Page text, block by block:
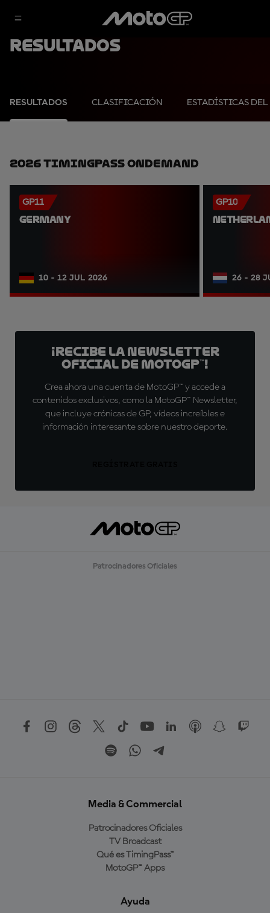
Resultados
RESULTADOS CLASIFICACIÓN ESTADÍSTICAS
2026 TimingPass OnDemand
GP11
GERMANY
10 - 12 JUL 2026
GP10
26 - 28
¡Recibe la Newsletter
oficial de MotoGP™!
Crea ahora una cuenta de MotoGP™ y accede a
contenidos exclusivos, como la MotoGP™ Newsletter,
que incluye crónicas de GP, vídeos increíbles e
información interesante sobre nuestro deporte.
Patrocinadores Oficiales
Media & Commercial
Patrocinadores Oficiales
TV Broadcast
Qué es TimingPass™
MotoGP™ Apps
Ayuda